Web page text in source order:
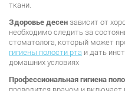
ткани.
Здоровье десен зависит от
необходимо следить за
стоматолога, который может
гигиены полости рта и дать
домашних условиях
Профессиональная гигиена